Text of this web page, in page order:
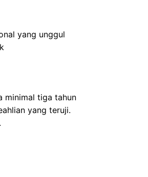
yang unggul
minimal tiga tahun
yang teruji.